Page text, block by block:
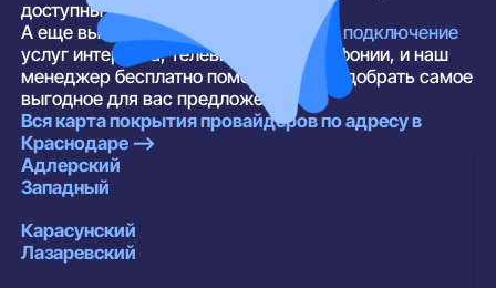
доступны по вашему адресу.
А еще вы можетеоставить заявку на подключение
услуг интернета, телевидения и телефонии, и наш
менеджер бесплатно поможет вам подобрать самое
выгодное для вас предложение.
Вся карта покрытия провайдеров по адресу в
Краснодаре —>
Адлерский
Западный
Карасунский
Лазаревский